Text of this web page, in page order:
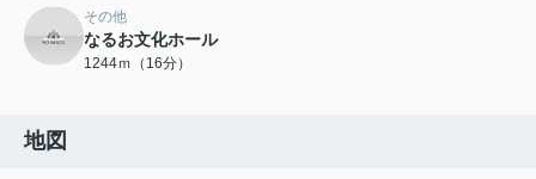
その他
なるお文化ホール
1244ｍ（16分）
地図